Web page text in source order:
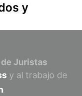
y
Juristas
y al trabajo de